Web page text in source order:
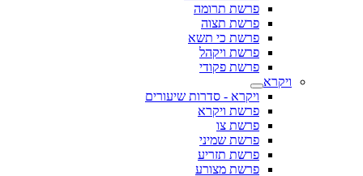
פרשת תרומה
פרשת תצוה
פרשת כי תשא
פרשת ויקהל
פרשת פקודי
ויקרא
ויקרא - סדרות שיעורים
פרשת ויקרא
פרשת צו
פרשת שמיני
פרשת תזריע
פרשת מצורע